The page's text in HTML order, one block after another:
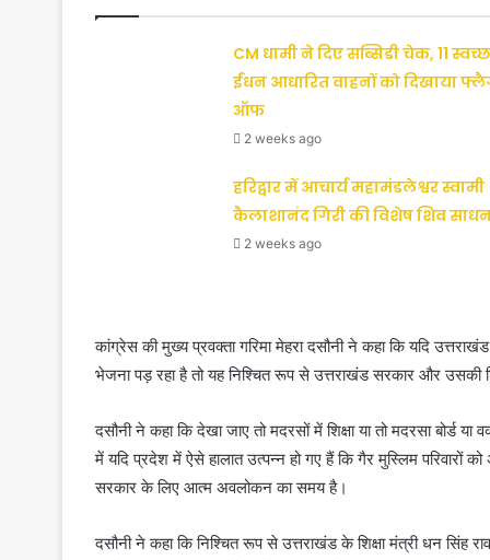
CM धामी ने दिए सब्सिडी चेक, 11 स्वच्छ
ईंधन आधारित वाहनों को दिखाया
ऑफ
2 weeks ago
हरिद्वार में आचार्य महामंडलेश्वर स्वामी
कैलाशानंद गिरी की विशेष शिव
2 weeks ago
कांग्रेस की मुख्य प्रवक्ता गरिमा मेहरा दसौनी ने कहा कि यदि
भेजना पड़ रहा है तो यह निश्चित रूप से उत्तराखंड सरकार और उसकी
दसौनी ने कहा कि देखा जाए तो मदरसों में शिक्षा या तो मदरसा बोर्ड
में यदि प्रदेश में ऐसे हालात उत्पन्न हो गए हैं कि गैर मुस्लिम
सरकार के लिए आत्म अवलोकन का समय है।
दसौनी ने कहा कि निश्चित रूप से उत्तराखंड के शिक्षा मंत्री धन सिंह